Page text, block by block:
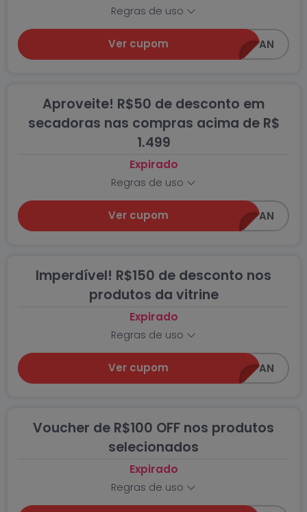
Regras de uso
Ver cupomMICRO5CCAWIN_AN
Aproveite! R$50 de desconto em
secadoras nas compras acima de R$
1.499
Expirado
Regras de uso
Ver cupomSECA50CCAWIN_AN
Imperdível! R$150 de desconto nos
produtos da vitrine
Expirado
Regras de uso
Ver cupomDESCONTO150AWIN_AN
Voucher de R$100 OFF nos produtos
selecionados
Expirado
Regras de uso